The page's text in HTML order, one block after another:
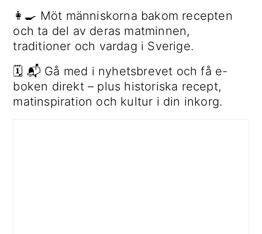
👩‍🍳 Möt människorna bakom recepten
och ta del av deras matminnen,
traditioner och vardag i Sverige.
🗓 📬 Gå med i nyhetsbrevet och få e-
boken direkt – plus historiska recept,
matinspiration och kultur i din inkorg.